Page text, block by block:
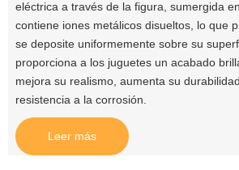
eléctrica a través de la figura, sumergida
contiene iones metálicos disueltos, lo que
se deposite uniformemente sobre su
proporciona a los juguetes un acabado
mejora su realismo, aumenta su
resistencia a la corrosión.
Leer más